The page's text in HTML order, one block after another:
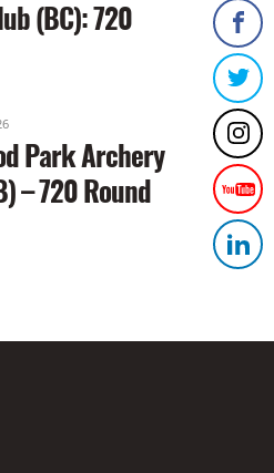
(BC): 720
Park Archery
– 720 Round